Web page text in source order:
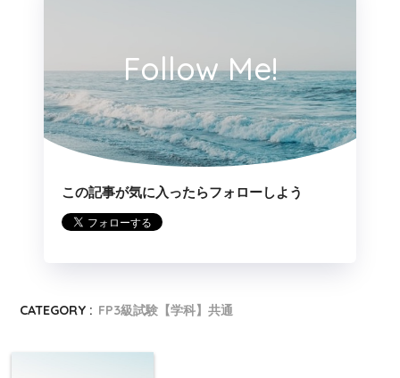
Follow Me!
この記事が気に入ったらフォローしよう
CATEGORY : FP3級試験【学科】共通